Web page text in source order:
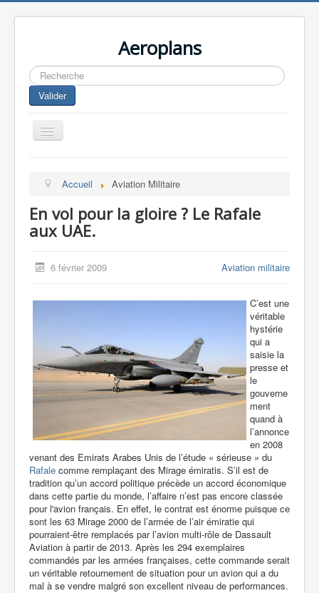
Aeroplans
Rechercher
Valider
Toggle
Navigation
Aviation Commerciale
Aviation d'Affaire
Aviation Militaire
Europespace
Accueil Aviation Militaire
En vol pour la gloire ? Le Rafale
aux UAE.
6 février 2009 Aviation militaire
C’est une
véritable
hystérie
qui a
saisie la
presse et
le
gouverne
ment
quand à
l’annonce
en 2008
venant des Emirats Arabes Unis de l’étude « sérieuse » du
Rafale comme remplaçant des Mirage émiratis. S’il est de
tradition qu’un accord politique précède un accord économique
dans cette partie du monde, l’affaire n’est pas encore classée
pour l'avion français. En effet, le contrat est énorme puisque ce
sont les 63 Mirage 2000 de l’armée de l’air émiratie qui
pourraient-être remplacés par l’avion multi-rôle de Dassault
Aviation à partir de 2013. Après les 294 exemplaires
commandés par les armées françaises, cette commande serait
un véritable retournement de situation pour un avion qui a du
mal à se vendre malgré son excellent niveau de performances.